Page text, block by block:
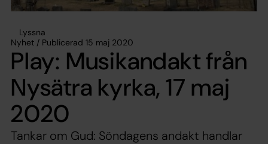
Lyssna
Nyhet / Publicerad 15 maj 2020
Play: Musikandakt från
Nysätra kyrka, 17 maj
2020
Tankar om Gud: Söndagens andakt handlar